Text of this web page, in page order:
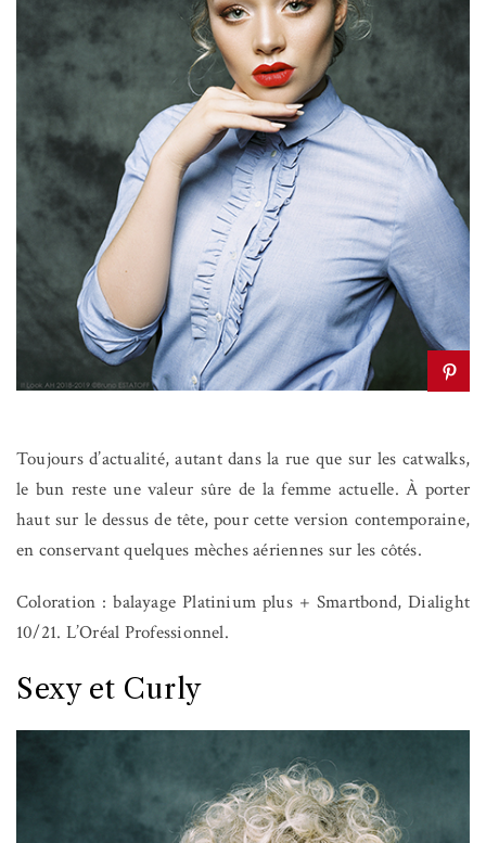
Toujours d’actualité, autant dans la rue que sur les catwalks,
le bun reste une valeur sûre de la femme actuelle. À porter
haut sur le dessus de tête, pour cette version contemporaine,
en conservant quelques mèches aériennes sur les côtés.
Coloration : balayage Platinium plus + Smartbond, Dialight
10/21. L’Oréal Professionnel.
Sexy et Curly